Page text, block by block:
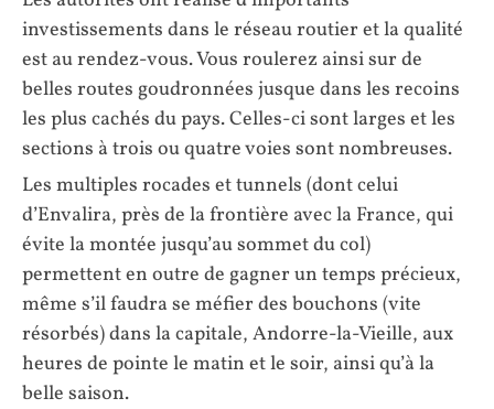
investissements dans le réseau routier et la qualité
est au rendez-vous. Vous roulerez ainsi sur de
belles routes goudronnées jusque dans les recoins
les plus cachés du pays. Celles-ci sont larges et les
sections à trois ou quatre voies sont nombreuses.
Les multiples rocades et tunnels (dont celui
d’Envalira, près de la frontière avec la France, qui
évite la montée jusqu’au sommet du col)
permettent en outre de gagner un temps précieux,
même s’il faudra se méfier des bouchons (vite
résorbés) dans la capitale, Andorre-la-Vieille, aux
heures de pointe le matin et le soir, ainsi qu’à la
belle saison.